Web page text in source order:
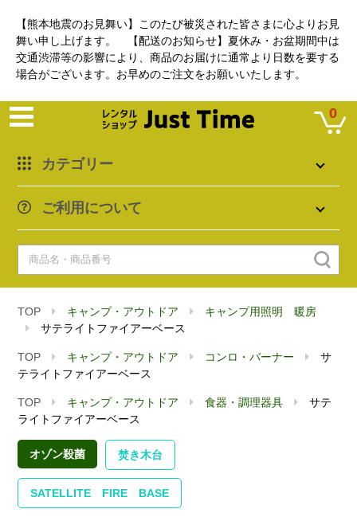
【熊本地震のお見舞い】このたび被災された皆さまに心よりお見
舞い申し上げます。 【配送のお知らせ】夏休み・お盆期間中は
交通渋滞等の影響により、商品のお届けに通常より日数を要する
場合がございます。お早めのご注文をお願いいたします。
カテゴリー
ご利用について
0
TOP キャンプ・アウトドア
キャンプ用照明 暖房
サテライトファイアーベース
TOP キャンプ・アウトドア コンロ・バーナー
サ
テライトファイアーベース
TOP キャンプ・アウトドア 食器・調理器具
サテ
ライトファイアーベース
オゾン殺菌 焚き木台
SATELLITE FIRE BASE